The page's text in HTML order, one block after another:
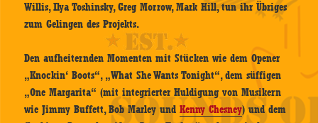
Willis, Ilya Toshinsky, Greg Morrow, Mark Hill, tun ihr Übriges
zum Gelingen des Projekts.
Den aufheiternden Momenten mit Stücken wie dem Opener
„Knockin‘ Boots“, „What She Wants Tonight“, dem süffigen
„One Margarita“ (mit integrierter Huldigung von Musikern
wie Jimmy Buffett, Bob Marley undKenny Chesney) und dem